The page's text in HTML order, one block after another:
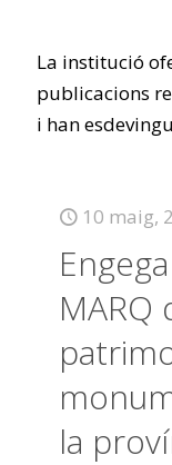
La institució
publicacions
i han
10 maig,
MARQ
la